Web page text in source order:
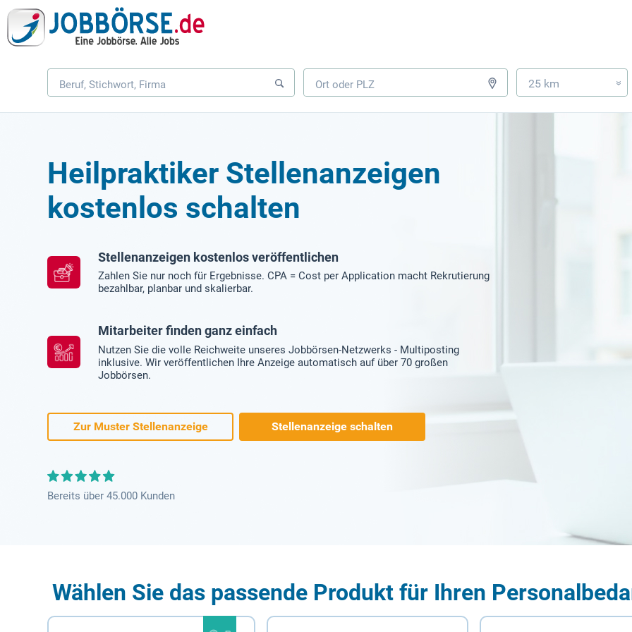
25 km »
Heilpraktiker Stellenanzeigen
kostenlos schalten
Stellenanzeigen kostenlos veröffentlichen
Zahlen Sie nur noch für Ergebnisse. CPA = Cost per Application macht Rekrutierung
bezahlbar, planbar und skalierbar.
Mitarbeiter finden ganz einfach
Nutzen Sie die volle Reichweite unseres Jobbörsen-Netzwerks - Multiposting
inklusive. Wir veröffentlichen Ihre Anzeige automatisch auf über 70 großen
Jobbörsen.
Zur Muster Stellenanzeige Stellenanzeige schalten
Bereits über 45.000 Kunden
Wählen Sie das passende Produkt für Ihren